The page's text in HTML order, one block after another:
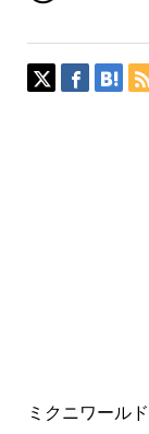
ミクニワール